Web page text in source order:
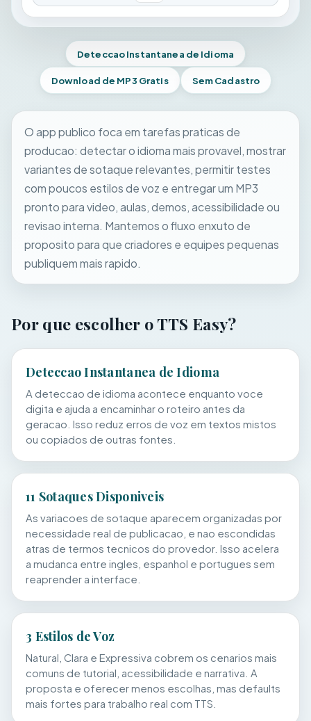
Deteccao Instantanea de Idioma
Download de MP3 Gratis Sem Cadastro
O app publico foca em tarefas praticas de
producao: detectar o idioma mais provavel, mostrar
variantes de sotaque relevantes, permitir testes
com poucos estilos de voz e entregar um MP3
pronto para video, aulas, demos, acessibilidade ou
revisao interna. Mantemos o fluxo enxuto de
proposito para que criadores e equipes pequenas
publiquem mais rapido.
Por que escolher o TTS Easy?
Deteccao Instantanea de Idioma
A deteccao de idioma acontece enquanto voce
digita e ajuda a encaminhar o roteiro antes da
geracao. Isso reduz erros de voz em textos mistos
ou copiados de outras fontes.
11 Sotaques Disponiveis
As variacoes de sotaque aparecem organizadas por
necessidade real de publicacao, e nao escondidas
atras de termos tecnicos do provedor. Isso acelera
a mudanca entre ingles, espanhol e portugues sem
reaprender a interface.
3 Estilos de Voz
Natural, Clara e Expressiva cobrem os cenarios mais
comuns de tutorial, acessibilidade e narrativa. A
proposta e oferecer menos escolhas, mas defaults
mais fortes para trabalho real com TTS.